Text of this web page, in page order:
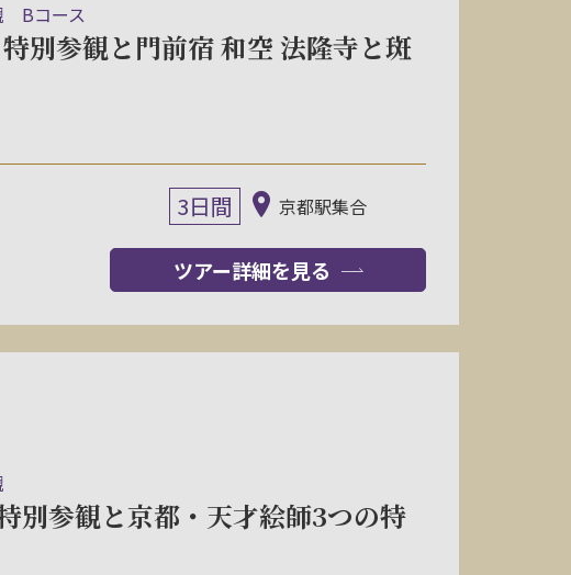
Bコース
別参観と門前宿 和空 法隆寺と斑
3日間 京都駅集合
ツアー詳細を見る
参観と京都・天才絵師3つの特